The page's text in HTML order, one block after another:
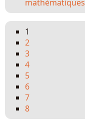
mathématiques
1
2
3
4
5
6
7
8